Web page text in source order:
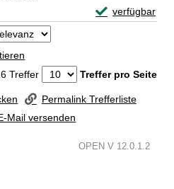
verfügbar
Exemplar-
Seite
Treffer Treffer pro Seite
Permalink Trefferliste
Mail versenden
OPEN V 12.0.1.2